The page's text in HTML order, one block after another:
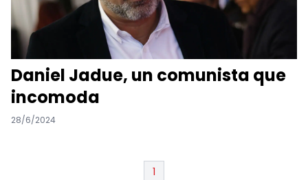
Daniel Jadue, un comunista que
incomoda
28/6/2024
1